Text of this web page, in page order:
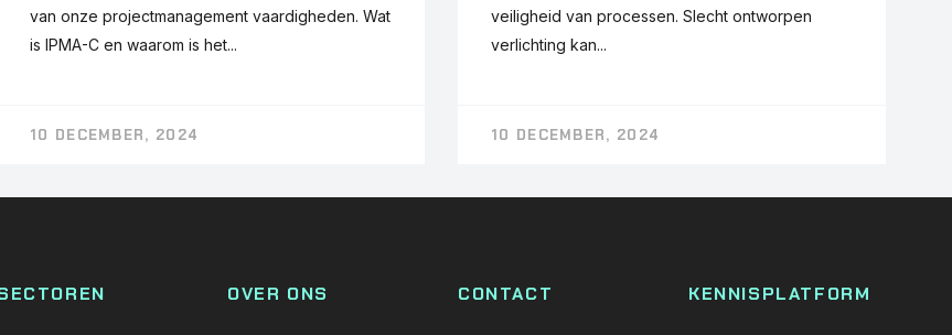
van onze projectmanagement vaardigheden. Wat
is IPMA-C en waarom is het...
10 DECEMBER, 2024
veiligheid van processen. Slecht ontworpen
verlichting kan...
10 DECEMBER, 2024
OVER ONS CONTACT KENNISPLATFORM